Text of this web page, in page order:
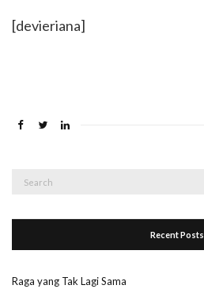
[devieriana]
Search
Recent Posts
Raga yang Tak Lagi Sama